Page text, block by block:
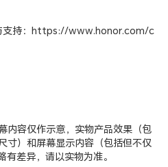
支持：https://www.honor.com/c
内容仅作示意，实物产品效果（包
寸）和屏幕显示内容（包括但不仅
有差异，请以实物为准。